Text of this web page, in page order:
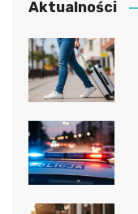
Aktualności